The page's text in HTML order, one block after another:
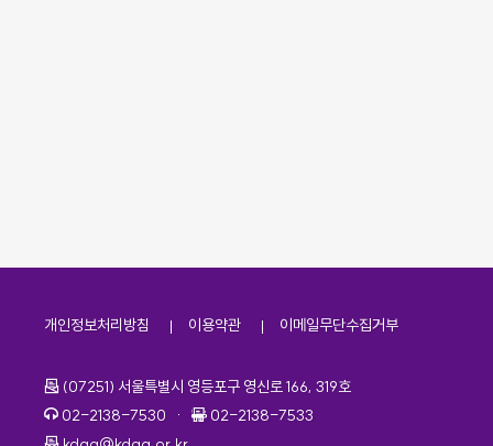
개인정보처리방침 이용약관 이메일무단수집거부
주소
(07251) 서울특별시 영등포구 영신로 166, 319호
전화번호
02-2138-7530 · 팩스번호
02-2138-7533